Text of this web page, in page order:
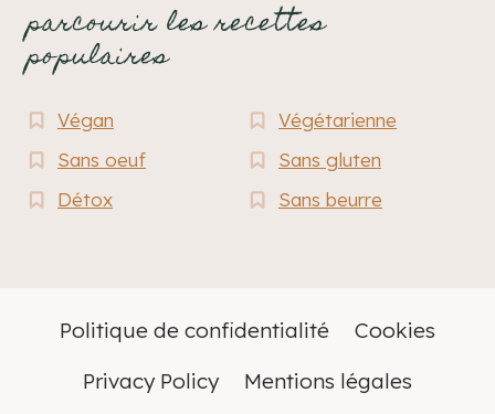
parcourir les recettes
populaires
Végan
Végétarienne
Sans oeuf
Sans gluten
Détox
Sans beurre
Politique de confidentialité
Cookies
Privacy Policy
Mentions légales